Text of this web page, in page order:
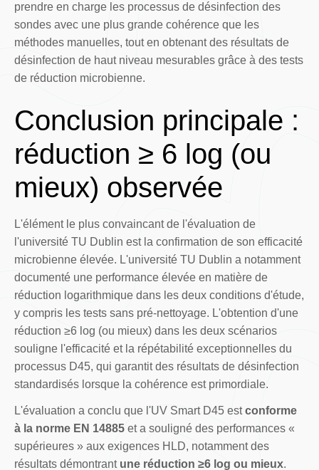
prendre en charge les processus de désinfection des
sondes avec une plus grande cohérence que les
méthodes manuelles, tout en obtenant des résultats de
désinfection de haut niveau mesurables grâce à des tests
de réduction microbienne.
Conclusion principale :
réduction ≥ 6 log (ou
mieux) observée
L'élément le plus convaincant de l'évaluation de
l'université TU Dublin est la confirmation de son efficacité
microbienne élevée. L'université TU Dublin a notamment
documenté une performance élevée en matière de
réduction logarithmique dans les deux conditions d'étude,
y compris les tests sans pré-nettoyage. L'obtention d'une
réduction ≥6 log (ou mieux) dans les deux scénarios
souligne l'efficacité et la répétabilité exceptionnelles du
processus D45, qui garantit des résultats de désinfection
standardisés lorsque la cohérence est primordiale.
L'évaluation a conclu que l'UV Smart D45 estconforme
à la norme EN 14885et a souligné des performances «
supérieures » aux exigences HLD, notamment des
résultats démontrant une réduction ≥6 log ou mieux.